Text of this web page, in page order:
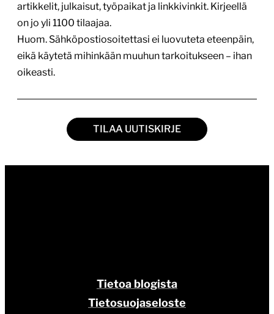
artikkelit, julkaisut, työpaikat ja linkkivinkit. Kirjeellä
on jo yli 1100 tilaajaa.
Huom. Sähköpostiosoitettasi ei luovuteta eteenpäin,
eikä käytetä mihinkään muuhun tarkoitukseen – ihan
oikeasti.
TILAA UUTISKIRJE
Tietoa blogista
Tietosuojaseloste